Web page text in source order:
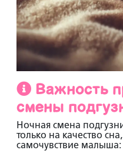
Важность
смены
Ночная смена
только на качество
самочувствие малыша: